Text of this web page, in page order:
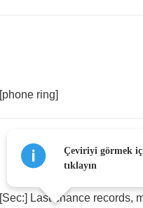
[phone ring]
[Sec:] Last chance records,
Çeviriyi görmek
tıklayın